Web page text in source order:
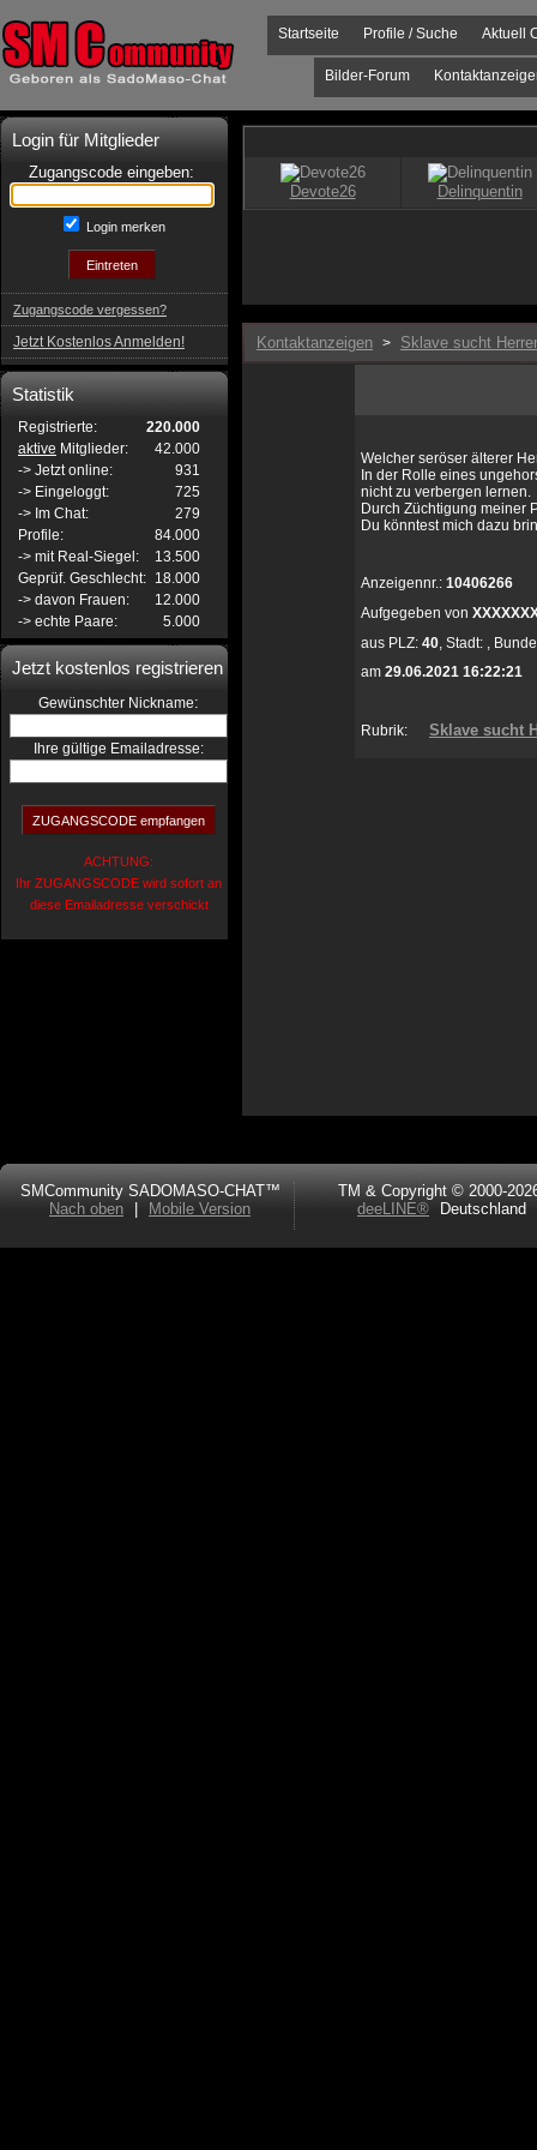
Aktuell
Profile / Suche
Startseite
Bilder-Forum
Login für Mitglieder
Zugangscode eingeben:
Login merken
Zugangscode vergessen?
Jetzt Kostenlos Anmelden!
Statistik
Registrierte:
220.000
aktive Mitglieder:
42.000
-> Jetzt online:
931
-> Eingeloggt:
725
-> Im Chat:
279
Profile:
84.000
-> mit Real-Siegel:
13.500
Geprüf. Geschlecht: 18.000
-> davon Frauen:
12.000
-> echte Paare:
5.000
Jetzt kostenlos registrieren
Gewünschter Nickname:
Ihre gültige Emailadresse:
ACHTUNG:
Ihr ZUGANGSCODE wird sofort an
diese Emailadresse verschickt
Kontaktanzeigen > Sklave sucht
Welcher seröser älterer
In der Rolle eines
nicht zu verbergen lernen.
Durch Züchtigung meiner
Du könntest mich dazu
Anzeigennr.: 10406266
Aufgegeben von
aus PLZ: 40, Stadt: ,
am 29.06.2021 16:22:21
Rubrik: Sklave sucht
SMCommunity SADOMASO-CHAT™
Nach oben
Mobile Version
TM & Copyright © 2000-
deeLINE®
Deutschland